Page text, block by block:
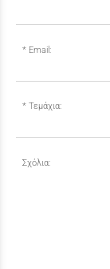
Email:
Τεμάχια:
Σχόλια: